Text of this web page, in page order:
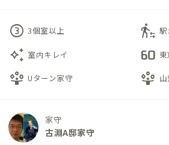
counter_3 3個室以上 transfer_within_a_station
auto_awesome 室内キレイ 60fps
person_play Uターン家守 person_play
家守
古淵A邸家守